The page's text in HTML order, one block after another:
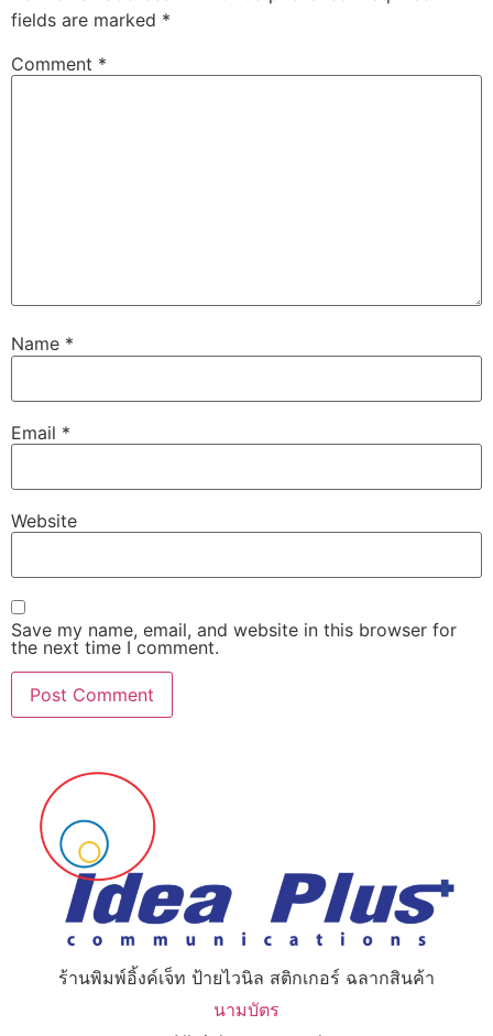
fields are marked *
Comment *
Name *
Email *
Website
Save my name, email, and website in this browser for
the next time I comment.
ร้านพิมพ์อิ้งค์เจ็ท ป้ายไวนิล สติกเกอร์ ฉลากสินค้า
นามบัตร